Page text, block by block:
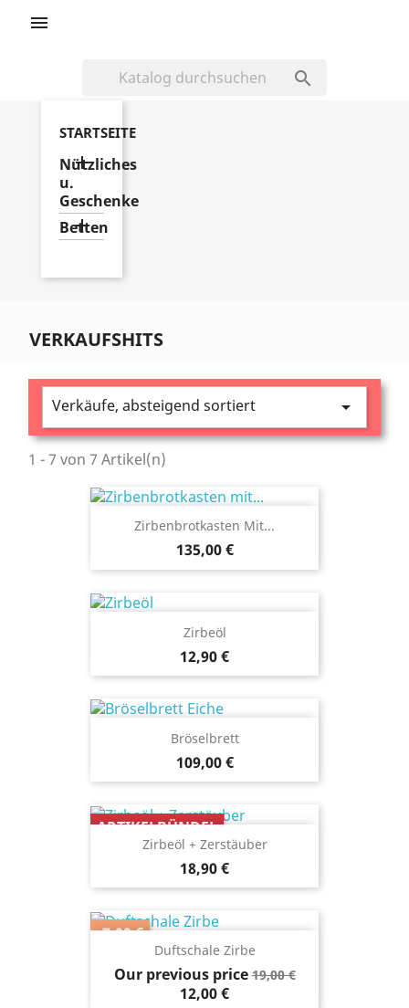


STARTSEITE
Nützliches
u.
Geschenke

Betten

VERKAUFSHITS
Verkäufe, absteigend sortiert 
1 - 7 von 7 Artikel(n)
Zirbenbrotkasten Mit...
135,00 €
Zirbeöl
12,90 €
Bröselbrett
109,00 €
Zirbeöl + Zerstäuber
18,90 €
ARTIKELBÜNDEL
Duftschale Zirbe
Our previous price19,00 €
12,00 €
-7,00 €